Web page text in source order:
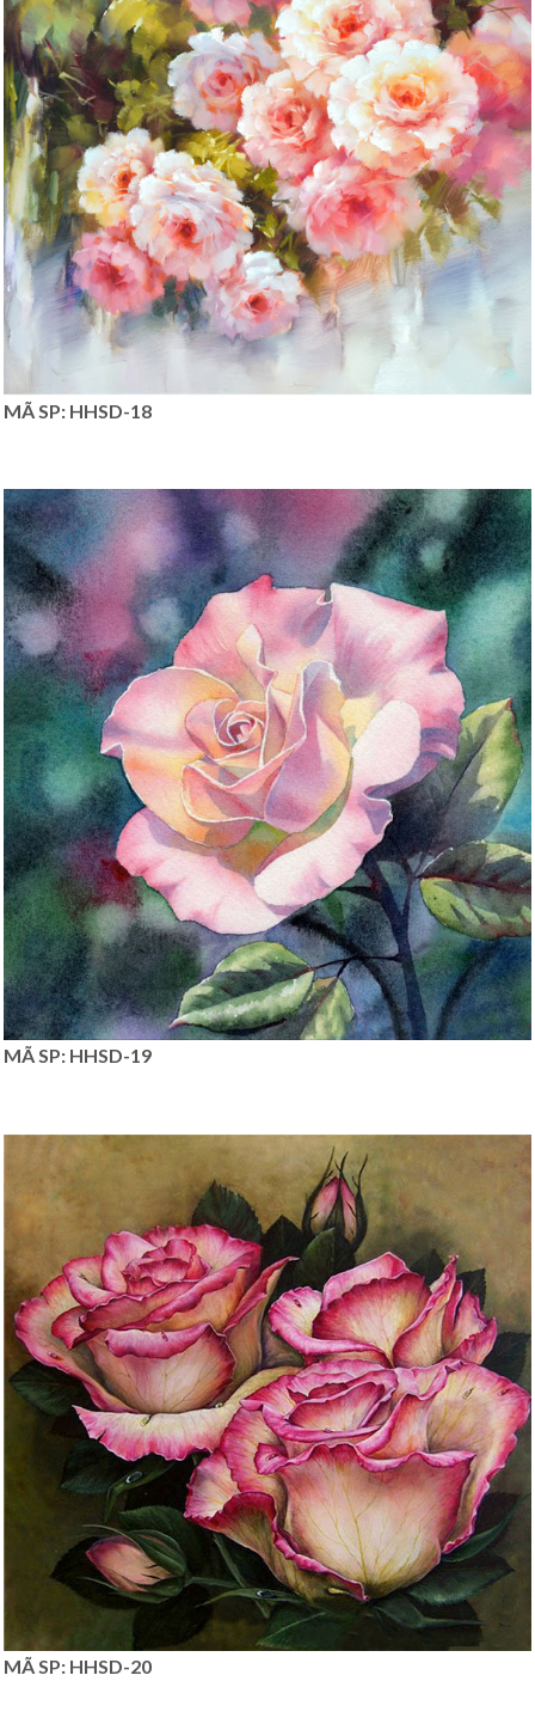
MÃ SP: HHSD-18
MÃ SP: HHSD-19
MÃ SP: HHSD-20